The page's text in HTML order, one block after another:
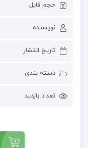
حجم فایل
نویسنده
تاریخ انتشار
دسته بندی
تعداد بازدید